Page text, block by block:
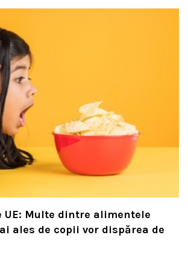
UE: Multe dintre alimentele
ales de copii vor dispărea de